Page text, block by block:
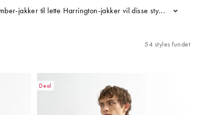
jakker til lette Harrington-jakker vil disse stykker gør
...
54 styles fundet
Deal